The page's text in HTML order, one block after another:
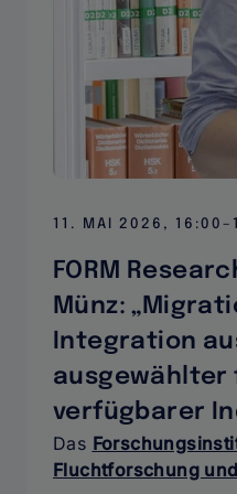
11. MAI 2026,
FORM
Münz:
Integration
ausgewählter
verfügbarer
Das
Fluchtforschung